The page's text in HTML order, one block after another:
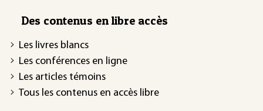
Des contenus en libre accès
Les livres blancs
Les conférences en ligne
Les articles témoins
Tous les contenus en accès libre